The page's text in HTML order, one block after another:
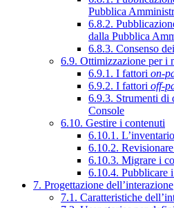
Pubblica
6.8.2.
dalla Pubblica
6.8.3. Consenso
6.9. Ottimizzazione per i
6.9.1. I fattori on-
6.9.2. I fattori off-
6.9.3. Strumenti di
Console
6.10. Gestire i contenuti
6.10.1.
6.10.2.
6.10.3. Migrare i
6.10.4. Pubblicare
7. Progettazione dell’interazione
7.1. Caratteristiche